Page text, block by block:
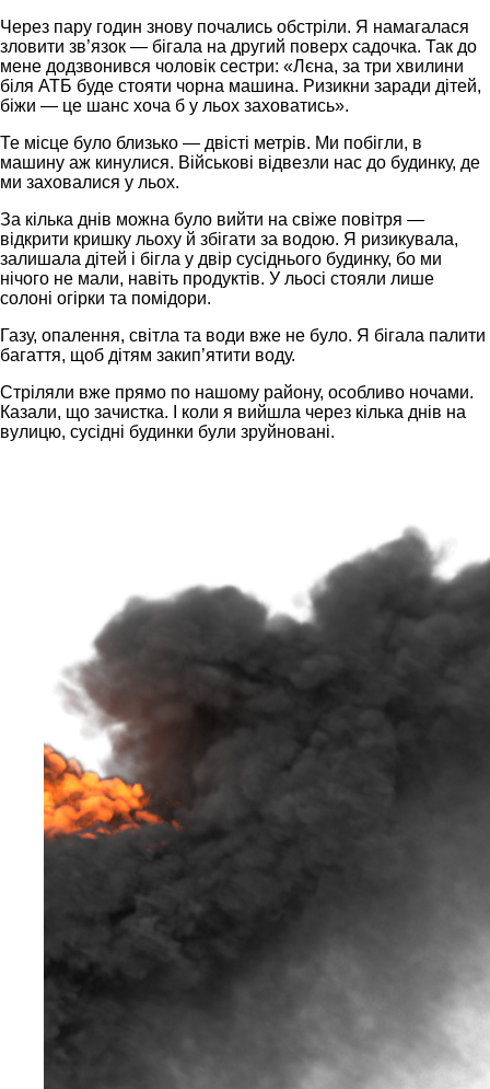
Через пару годин знову почались обстріли. Я намагалася
зловити зв’язок — бігала на другий поверх садочка. Так до
мене додзвонився чоловік сестри: «Лєна, за три хвилини
біля АТБ буде стояти чорна машина. Ризикни заради дітей,
біжи — це шанс хоча б у льох заховатись».
Те місце було близько — двісті метрів. Ми побігли, в
машину аж кинулися. Військові відвезли нас до будинку, де
ми заховалися у льох.
За кілька днів можна було вийти на свіже повітря —
відкрити кришку льоху й збігати за водою. Я ризикувала,
залишала дітей і бігла у двір сусіднього будинку, бо ми
нічого не мали, навіть продуктів. У льосі стояли лише
солоні огірки та помідори.
Газу, опалення, світла та води вже не було. Я бігала палити
багаття, щоб дітям закип’ятити воду.
Стріляли вже прямо по нашому району, особливо ночами.
Казали, що зачистка. І коли я вийшла через кілька днів на
вулицю, сусідні будинки були зруйновані.